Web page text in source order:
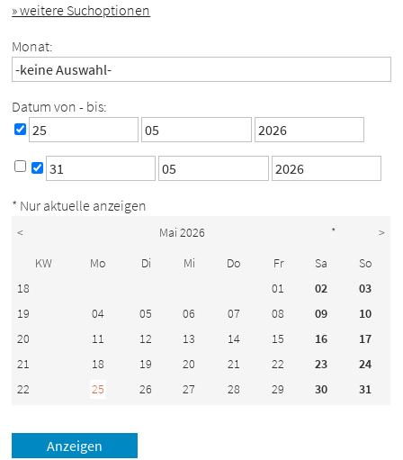
» weitere Suchoptionen
Monat:
Datum von - bis:
* Nur aktuelle anzeigen
< Mai 2026 *
>
KW
Mo Di Mi Do Fr Sa
So
18
01 02
03
19
04 05 06 07 08 09
10
20
11 12 13 14 15 16
17
21
18 19 20 21 22 23
24
22
25 26 27 28 29 30 31